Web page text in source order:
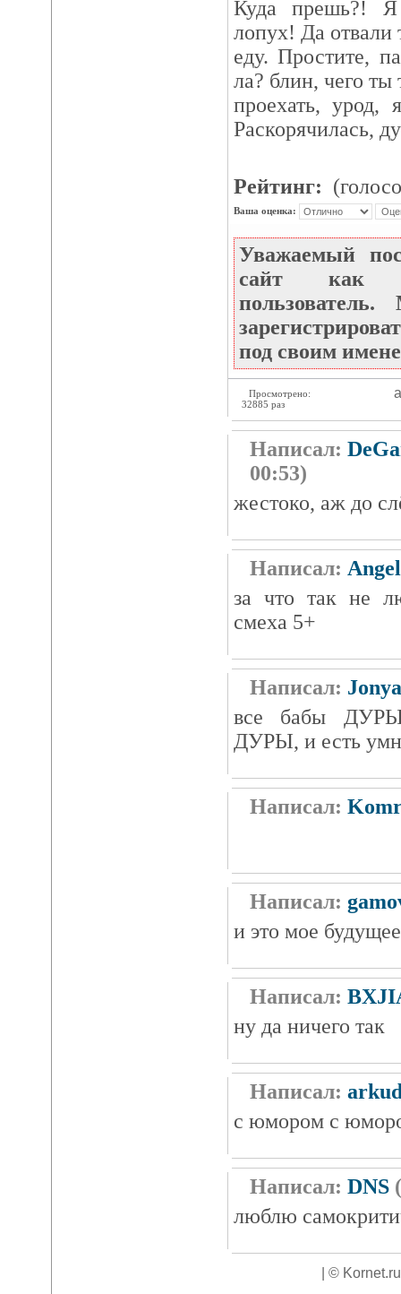
Куда прешь?!
лопух! Да отвали
еду. Простите,
ла? блин, чего ты
проехать, урод,
Раскорячилась,
Рейтинг:
Ваша оценка:
Уважаемый
сайт как
под своим
Просмотрено:
32885 раз
Написал:
00:53)
жестоко, аж до
Написал:
за что так не
смеха 5+
Написал: Jonya
все бабы
ДУРЫ, и есть
Написал:
Написал:
и это мое
Написал:
ну да ничего так
Написал:
с юмором с
Написал: DNS
люблю
| ©